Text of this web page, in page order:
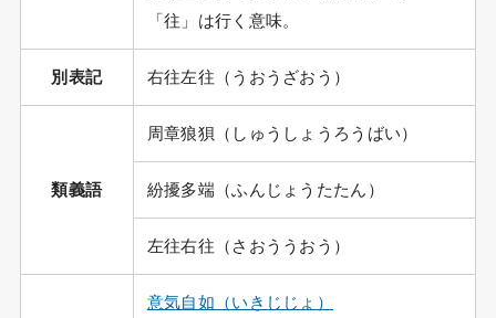
「往」は行く意味。
別表記 右往左往（うおうざおう）
類義語
周章狼狽（しゅうしょうろうばい）
紛擾多端（ふんじょうたたん）
左往右往（さおううおう）
意気自如（いきじじょ）